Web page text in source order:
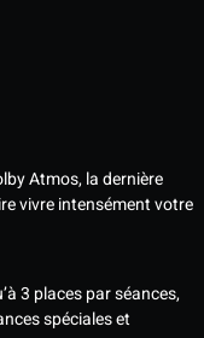
Atmos, la dernière
vivre intensément votre
3 places par séances,
spéciales et